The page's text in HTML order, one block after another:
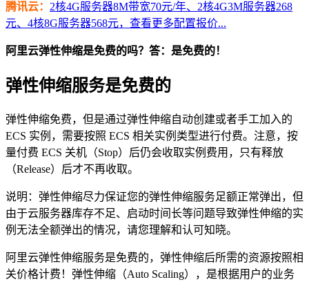
腾讯云： 2核4G服务器8M带宽70元/年、2核4G3M服务器268
元、4核8G服务器568元，查看更多配置报价...
阿里云弹性伸缩是免费的吗？答：是免费的！
弹性伸缩服务是免费的
弹性伸缩免费，但是通过弹性伸缩自动创建或者手工加入的
ECS 实例，需要按照 ECS 相关实例类型进行付费。注意，按
量付费 ECS 关机（Stop）后仍会收取实例费用，只有释放
（Release）后才不再收取。
说明：弹性伸缩尽力保证您的弹性伸缩服务足额正常弹出，但
由于云服务器库存不足、启动时间长等问题导致弹性伸缩的实
例无法全额弹出的情况，请您理解和认可知晓。
阿里云弹性伸缩服务是免费的，弹性伸缩后所需的资源按照相
关价格计费！弹性伸缩（Auto Scaling），是根据用户的业务